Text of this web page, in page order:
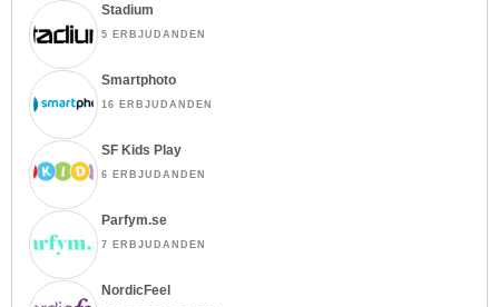
Stadium
5 ERBJUDANDEN
Smartphoto
16 ERBJUDANDEN
SF Kids Play
6 ERBJUDANDEN
Parfym.se
7 ERBJUDANDEN
NordicFeel